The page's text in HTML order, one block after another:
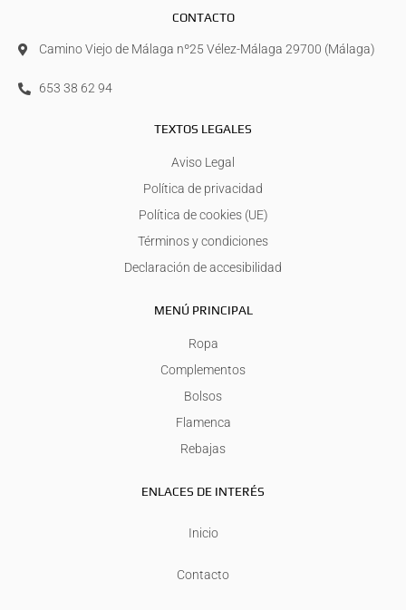
CONTACTO
Camino Viejo de Málaga nº25 Vélez-Málaga 29700 (Málaga)
653 38 62 94
TEXTOS LEGALES
Aviso Legal
Política de privacidad
Política de cookies (UE)
Términos y condiciones
Declaración de accesibilidad
MENÚ PRINCIPAL
Ropa
Complementos
Bolsos
Flamenca
Rebajas
ENLACES DE INTERÉS
Inicio
Contacto